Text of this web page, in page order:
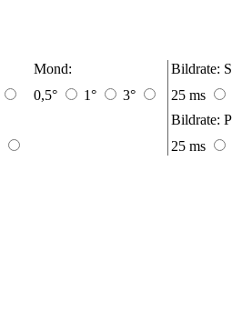
Mond: Bildrate: S
0,5° 1° 3°
25 ms
Bildrate:
25 ms